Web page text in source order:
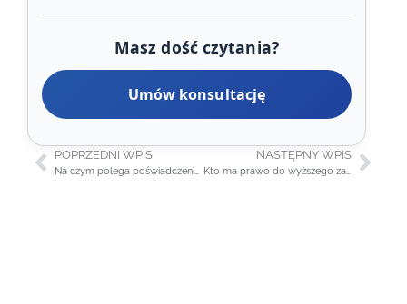
Masz dość czytania?
Umów konsultację
POPRZEDNI WPIS
Na czym polega poświadczenie dziedziczenia?
NASTĘPNY WPIS
Kto ma prawo do wyższego zachowku?